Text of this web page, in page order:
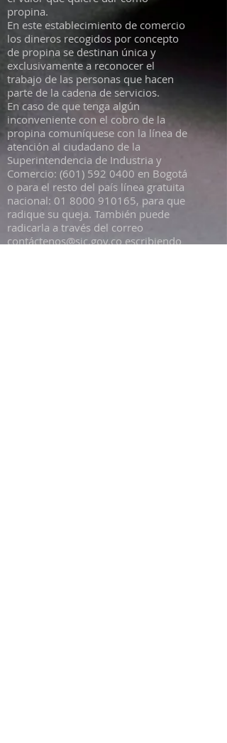
propina.
En este establecimiento de comercio
los dineros recogidos por concepto
de propina se destinan única y
exclusivamente a reconocer el
trabajo de las personas que hacen
parte de la cadena de servicios.
En caso de que tenga algún
inconveniente con el cobro de la
propina comuníquese con la línea de
atención al ciudadano de la
Superintendencia de Industria y
Comercio: (601) 592 0400 en Bogotá
o para el resto del país línea gratuita
nacional: 01 8000 910165, para que
radique su queja. También puede
radicarla a través del correo
contáctenos@sic.gov.coescribiendo